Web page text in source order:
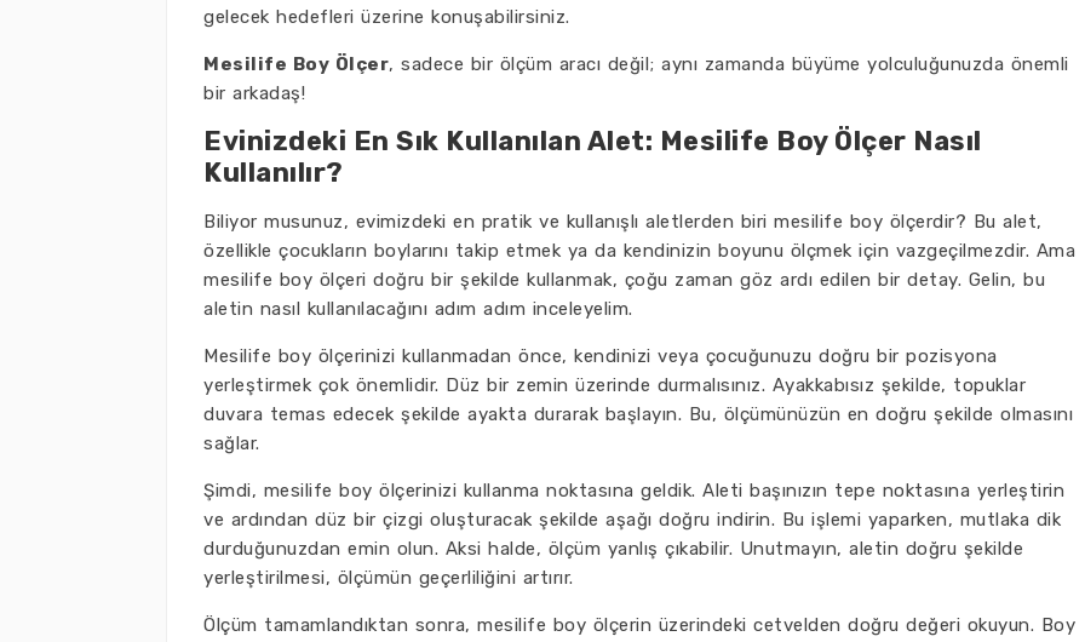
gelecek hedefleri üzerine konuşabilirsiniz.
Mesilife Boy Ölçer, sadece bir ölçüm aracı değil; aynı zamanda büyüme yolculuğunuzda önemli
bir arkadaş!
Evinizdeki En Sık Kullanılan Alet: Mesilife Boy Ölçer Nasıl
Kullanılır?
Biliyor musunuz, evimizdeki en pratik ve kullanışlı aletlerden biri mesilife boy ölçerdir? Bu alet,
özellikle çocukların boylarını takip etmek ya da kendinizin boyunu ölçmek için vazgeçilmezdir. Ama
mesilife boy ölçeri doğru bir şekilde kullanmak, çoğu zaman göz ardı edilen bir detay. Gelin, bu
aletin nasıl kullanılacağını adım adım inceleyelim.
Mesilife boy ölçerinizi kullanmadan önce, kendinizi veya çocuğunuzu doğru bir pozisyona
yerleştirmek çok önemlidir. Düz bir zemin üzerinde durmalısınız. Ayakkabısız şekilde, topuklar
duvara temas edecek şekilde ayakta durarak başlayın. Bu, ölçümünüzün en doğru şekilde olmasını
sağlar.
Şimdi, mesilife boy ölçerinizi kullanma noktasına geldik. Aleti başınızın tepe noktasına yerleştirin
ve ardından düz bir çizgi oluşturacak şekilde aşağı doğru indirin. Bu işlemi yaparken, mutlaka dik
durduğunuzdan emin olun. Aksi halde, ölçüm yanlış çıkabilir. Unutmayın, aletin doğru şekilde
yerleştirilmesi, ölçümün geçerliliğini artırır.
Ölçüm tamamlandıktan sonra, mesilife boy ölçerin üzerindeki cetvelden doğru değeri okuyun. Boy